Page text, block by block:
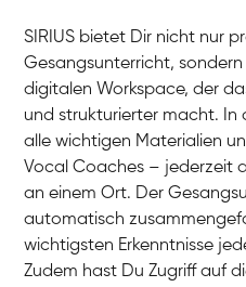
SIRIUS bietet Dir nicht nur
Gesangsunterricht,
digitalen Workspace, der
und strukturierter macht. In
alle wichtigen Materialien
Vocal Coaches – jederzeit
an einem Ort. Der
automatisch
wichtigsten Erkenntnisse
Zudem hast Du Zugriff auf